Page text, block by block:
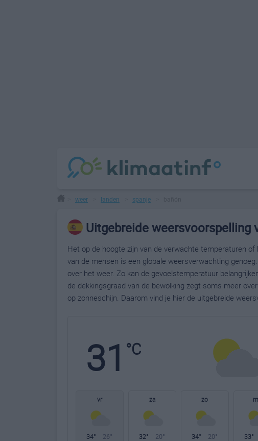
weer landen spanje
Uitgebreide weersvoorspelling
Het op de hoogte zijn van de verwachte temperaturen
van de mensen is een globale weersverwachting
over het weer. Zo kan de gevoelstemperatuur
de dekkingsgraad van de bewolking zegt soms meer
op zonneschijn. Daarom vind je hier de uitgebreide
31 °C
vr
34° 26°
za
32° 20°
zo
34° 20° 33°